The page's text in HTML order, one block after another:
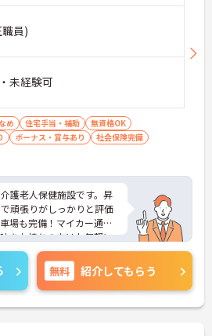
員)
未経験可
め 住宅手当・補助
無資格OK
ボーナス・賞与あり
社会保険完備
護老人保健施設です。昇
頑張りがしっかりと評価
場も完備！マイカー通勤
をお持ちの方はお気軽に
無料 紹介してもらう